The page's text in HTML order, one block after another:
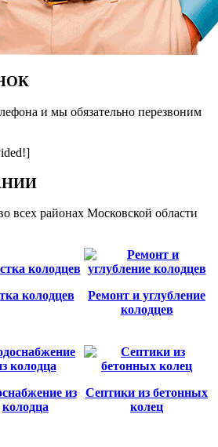
и мы обязательно перезвоним
всех районах Московской области
колодцев
Ремонт и углубление
колодцев
из
колодца
Септики из бетонных
колец